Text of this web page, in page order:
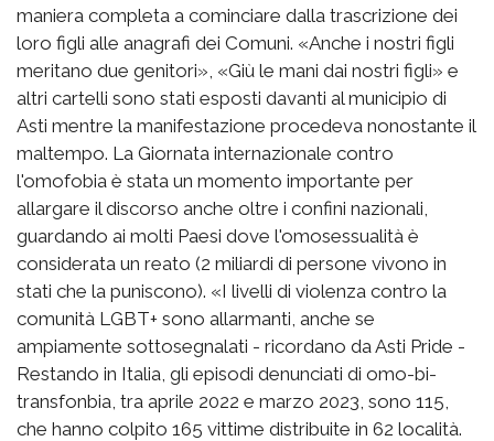
maniera completa a cominciare dalla trascrizione dei
loro figli alle anagrafi dei Comuni. «Anche i nostri figli
meritano due genitori», «Giù le mani dai nostri figli» e
altri cartelli sono stati esposti davanti al municipio di
Asti mentre la manifestazione procedeva nonostante il
maltempo. La Giornata internazionale contro
l'omofobia è stata un momento importante per
allargare il discorso anche oltre i confini nazionali,
guardando ai molti Paesi dove l'omosessualità è
considerata un reato (2 miliardi di persone vivono in
stati che la puniscono). «I livelli di violenza contro la
comunità LGBT+ sono allarmanti, anche se
ampiamente sottosegnalati - ricordano da Asti Pride -
Restando in Italia, gli episodi denunciati di omo-bi-
transfonbia, tra aprile 2022 e marzo 2023, sono 115,
che hanno colpito 165 vittime distribuite in 62 località.